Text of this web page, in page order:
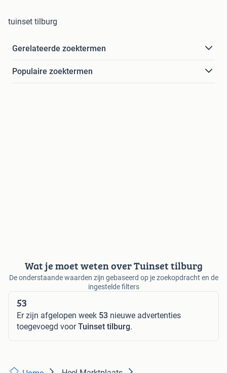
tuinset tilburg
Gerelateerde zoektermen
Populaire zoektermen
Wat je moet weten over Tuinset tilburg
De onderstaande waarden zijn gebaseerd op je zoekopdracht en de
ingestelde filters
53
Er zijn afgelopen week 53 nieuwe advertenties
toegevoegd voorTuinset tilburg.